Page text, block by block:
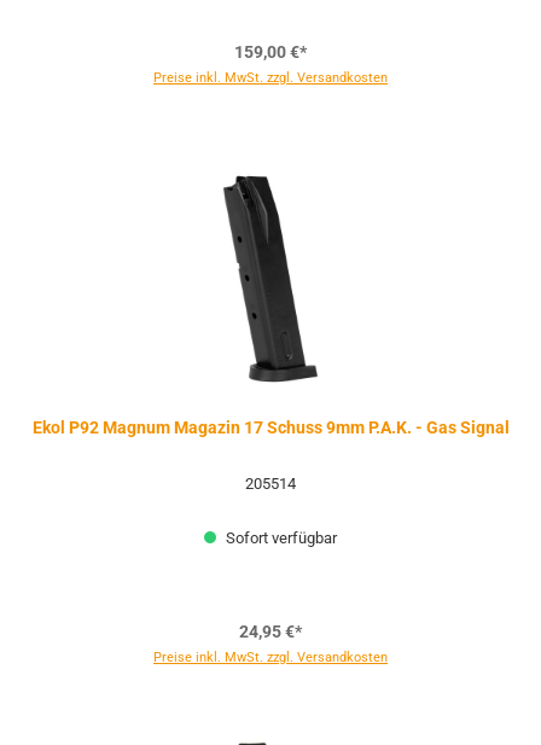
159,00 €*
Preise inkl. MwSt. zzgl. Versandkosten
Ekol P92 Magnum Magazin 17 Schuss 9mm P.A.K. - Gas Signal
205514
Sofort verfügbar
24,95 €*
Preise inkl. MwSt. zzgl. Versandkosten